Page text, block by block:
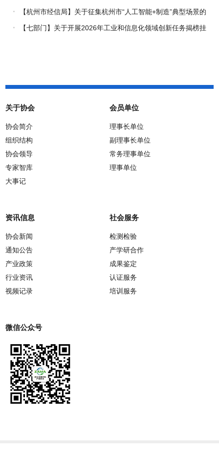
报工作启动
【杭州市经信局】关于征集杭州市“人工智能+制造”典型场景的
通知【七部门】关于开展2026年工业和信息化领域创新任务揭榜挂
关于协会
协会简介
组织结构
协会领导
专家智库
大事记
会员单位
理事长单位
副理事长单位
常务理事单位
理事单位
资讯信息
协会新闻
通知公告
产业政策
行业资讯
视频记录
社会服务
检测检验
产学研合作
成果鉴定
认证服务
培训服务
微信公众号